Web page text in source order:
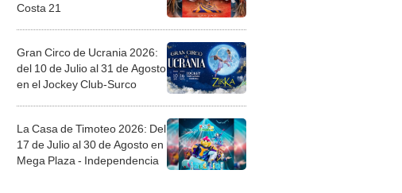
Costa 21
Gran Circo de Ucrania 2026:
del 10 de Julio al 31 de Agosto
en el Jockey Club-Surco
La Casa de Timoteo 2026: Del
17 de Julio al 30 de Agosto en
Mega Plaza - Independencia